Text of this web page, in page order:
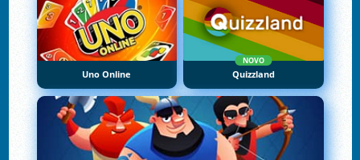
Uno Online
NOVO
Quizzland